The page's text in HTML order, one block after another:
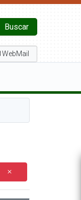
Buscar
WebMail